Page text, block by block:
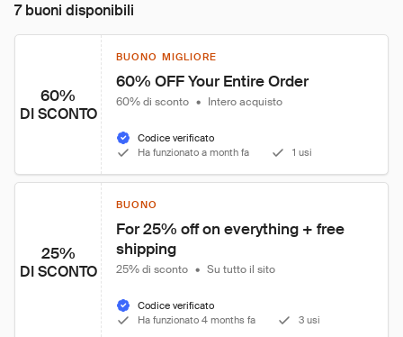
7 buoni disponibili
60%
DI SCONTO
BUONO MIGLIORE
60% OFF Your Entire Order
60% di sconto • Intero acquisto
Codice verificato
Ha funzionato a month fa
1 usi
25%
DI SCONTO
BUONO
For 25% off on everything + free
shipping
25% di sconto • Su tutto il sito
Codice verificato
Ha funzionato 4 months fa
3 usi